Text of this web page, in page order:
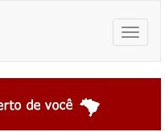
Toggle